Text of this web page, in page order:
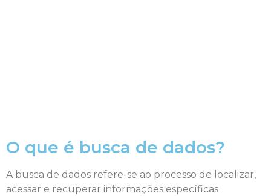
O que é busca de dados?
A busca de dados refere-se ao processo de localizar,
acessar e recuperar informações específicas